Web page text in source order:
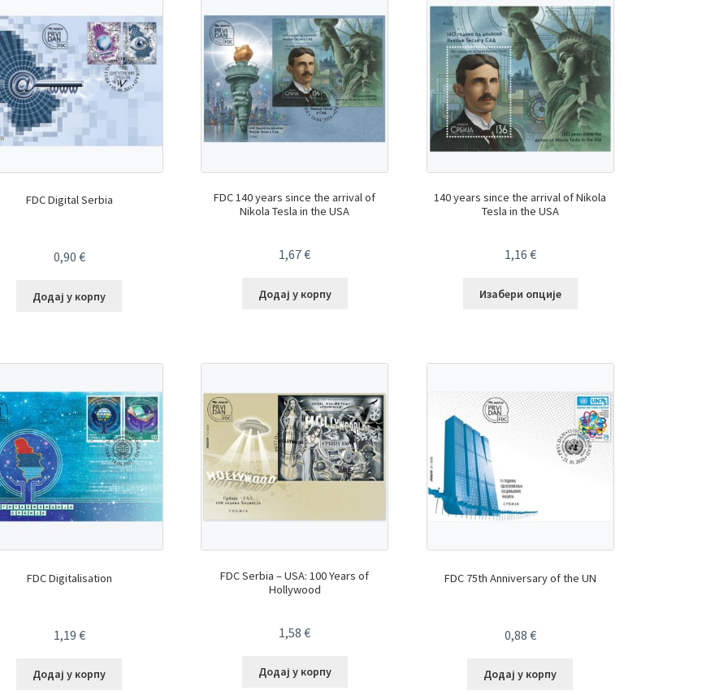
FDC Digital Serbia
0,90 €
Додај у корпу
FDC 140 years since the arrival of
Nikola Tesla in the USA
1,67€
Додај у корпу
140 years since the arrival of Nikola
Tesla in the USA
1,16 €
Изабери опције
FDC Digitalisation
1,19 €
Додај у корпу
FDC Serbia – USA: 100 Years of
Hollywood
1,58€
Додај у корпу
FDC 75th Anniversary of the UN
0,88 €
Додај у корпу